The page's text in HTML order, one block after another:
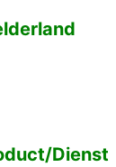
Dienst